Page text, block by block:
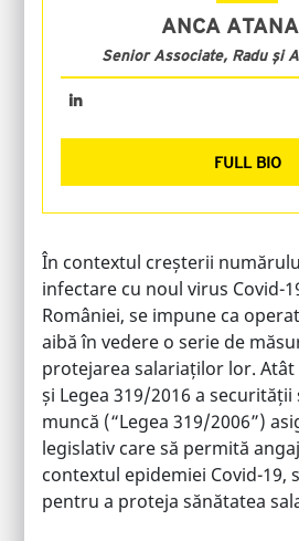
ANCA
Senior Associate, Radu și
FULL BIO
În contextul creșterii
infectare cu noul virus Covid-
României, se impune ca
aibă în vedere o serie de
protejarea salariaților lor. Atât
și Legea 319/2016 a
muncă (“Legea 319/2006”)
legislativ care să permită
contextul epidemiei Covid-19,
pentru a proteja sănătatea